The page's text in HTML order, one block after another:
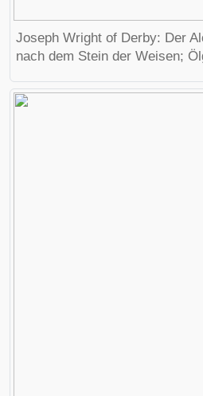
Joseph Wright of Derby: Der
nach dem Stein der Weisen;